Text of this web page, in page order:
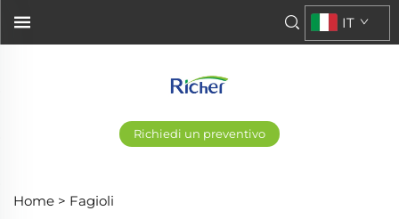
Richiedi un preventivo
IT
Home > Fagioli